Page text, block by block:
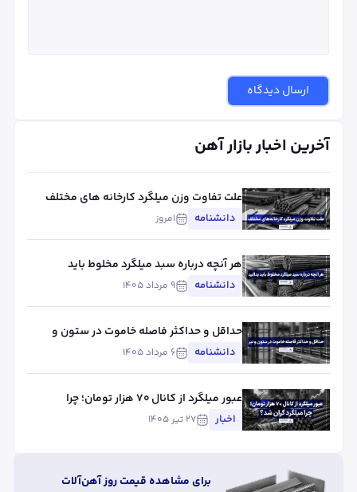
ارسال دیدگاه
آخرین اخبار بازار آهن
علت تفاوت وزن میلگرد کارخانه های مختلف
چیست؟ بررسی استاندارد، تلورانس و عوامل
مؤثر
دانشنامه امروز
هر آنچه درباره سبد میلگرد مخلوط باید
بدانید
دانشنامه ۹ مرداد ۱۴۰۵
حداقل و حداکثر فاصله خاموت در ستون و
تیر
دانشنامه ۶ مرداد ۱۴۰۵
عبور میلگرد از کانال ۷۰ هزار تومان؛ چرا
میلگرد گران شد؟
اخبار ۲۷ تیر ۱۴۰۵
برای مشاهده قیمت روز آهن‌آلات